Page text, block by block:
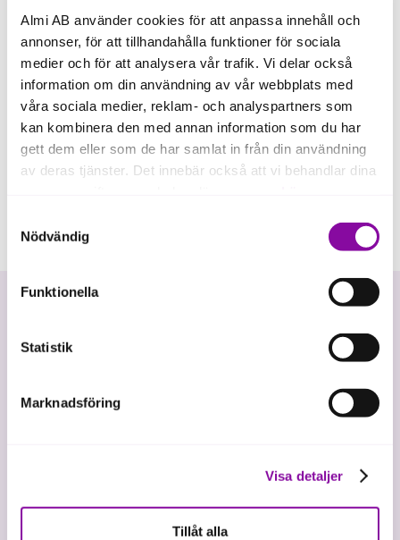
Almi AB använder cookies för att anpassa innehåll och
annonser, för att tillhandahålla funktioner för sociala
medier och för att analysera vår trafik. Vi delar också
information om din användning av vår webbplats med
våra sociala medier, reklam- och analyspartners som
kan kombinera den med annan information som du har
gett dem eller som de har samlat in från din användning
av deras tjänster. Det innebär också att vi behandlar dina
Om du klickar på avvisa kommer användning av kakor
eller delning av information enligt ovan, inte att ske,
förutom för kakor som är nödvändiga för att hemsidan
ska fungera se mer under inställningar.
Nödvändig
Funktionella
Statistik
Marknadsföring
Visa detaljer
Tillåt alla
Våra tjänster